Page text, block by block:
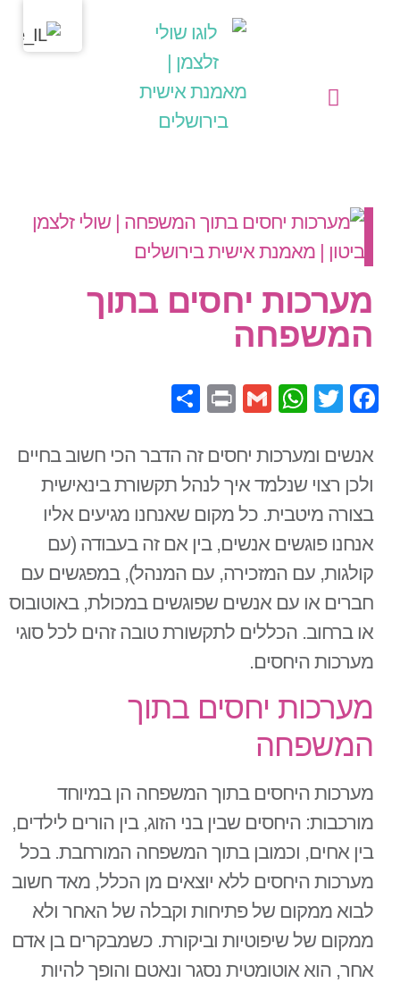
מערכות יחסים בתוך
המשפחה
Facebook
Twitter
WhatsApp
Gmail
Print
Share
אנשים ומערכות יחסים זה הדבר הכי חשוב בחיים
ולכן רצוי שנלמד איך לנהל תקשורת בינאישית
בצורה מיטבית. כל מקום שאנחנו מגיעים אליו
אנחנו פוגשים אנשים, בין אם זה בעבודה (עם
קולגות, עם המזכירה, עם המנהל), במפגשים עם
חברים או עם אנשים שפוגשים במכולת, באוטובוס
או ברחוב. הכללים לתקשורת טובה זהים לכל סוגי
מערכות היחסים.
מערכות יחסים בתוך
המשפחה
מערכות היחסים בתוך המשפחה הן במיוחד
מורכבות: היחסים שבין בני הזוג, בין הורים לילדים,
בין אחים, וכמובן בתוך המשפחה המורחבת. בכל
מערכות היחסים ללא יוצאים מן הכלל, מאד חשוב
לבוא ממקום של פתיחות וקבלה של האחר ולא
ממקום של שיפוטיות וביקורת. כשמבקרים בן אדם
אחר, הוא אוטומטית נסגר ונאטם והופך להיות